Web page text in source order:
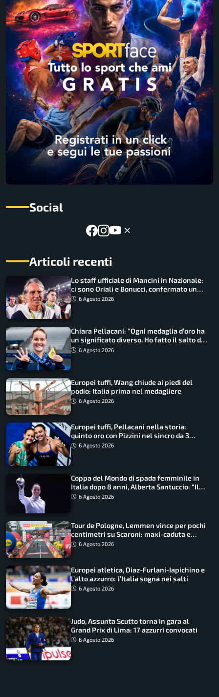
Social
Articoli recenti
Lo staff ufficiale di Mancini in Nazionale:
ci sono Oriali e Bonucci, confermato un
ritorno
6 Agosto 2026
Chiara Pellacani: “Ogni medaglia d’oro ha
un significato diverso. Ho fatto il salto di
qualità”
6 Agosto 2026
Europei tuffi, Wang chiude ai piedi del
podio: Italia prima nel medagliere
6 Agosto 2026
Europei tuffi, Pellacani nella storia:
quinto oro con Pizzini nel sincro da 3
metri
6 Agosto 2026
Coppa del Mondo di spada femminile in
Italia dopo 8 anni, Alberta Santuccio: “Il
lavoro dà sempre i suoi frutti”
6 Agosto 2026
Tour de Pologne, Lemmen vince per pochi
centimetri su Scaroni: maxi-caduta e
tappa accorciata
6 Agosto 2026
Europei atletica, Diaz-Furlani-Iapichino e
l’alto azzurro: l’Italia sogna nei salti
6 Agosto 2026
Judo, Assunta Scutto torna in gara al
Grand Prix di Lima: 17 azzurri convocati
6 Agosto 2026